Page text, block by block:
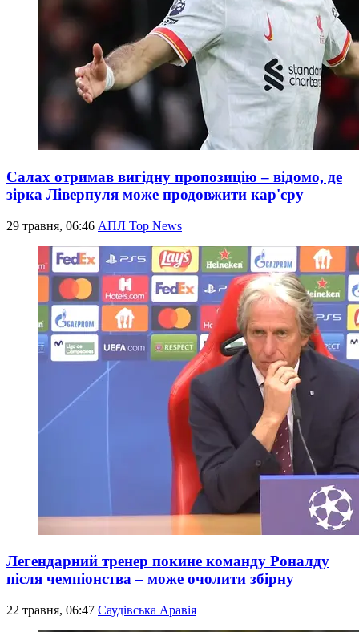
Салах отримав вигідну пропозицію – відомо, де
зірка Ліверпуля може продовжити кар'єру
29 травня, 06:46 АПЛ Top News
Легендарний тренер покине команду Роналду
після чемпіонства – може очолити збірну
22 травня, 06:47 Саудівська Аравія